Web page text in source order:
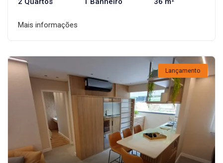
Mais informações
Lançamento